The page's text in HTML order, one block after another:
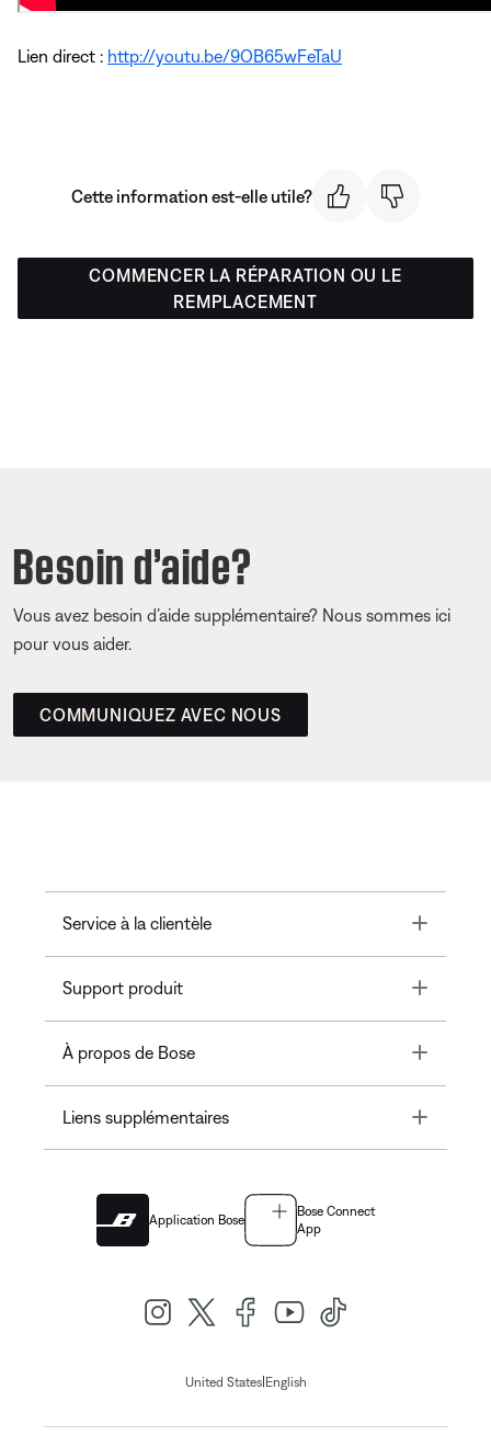
Lien direct : http://youtu.be/9OB65wFeTaU
Cette information est-elle utile?
COMMENCER LA RÉPARATION OU LE
REMPLACEMENT
Besoin d’aide?
Vous avez besoin d’aide supplémentaire? Nous sommes ici
pour vous aider.
COMMUNIQUEZ AVEC NOUS
Service à la clientèle Toggle
Support produit Toggle
À propos de Bose Toggle
Liens supplémentaires Toggle
Application Bose
Bose Connect
App
United States| English